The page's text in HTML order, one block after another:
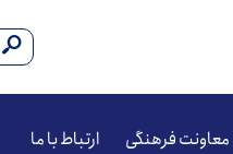
معاونت فرهنگی ارتباط با ما